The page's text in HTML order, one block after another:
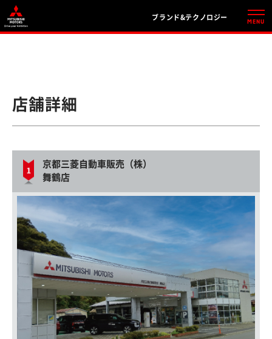
ブランド&テクノロジー
店舗詳細
京都三菱自動車販売（株）
舞鶴店